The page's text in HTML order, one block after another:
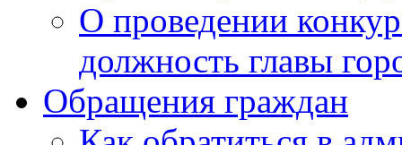
О проведении
должность главы
Обращения граждан